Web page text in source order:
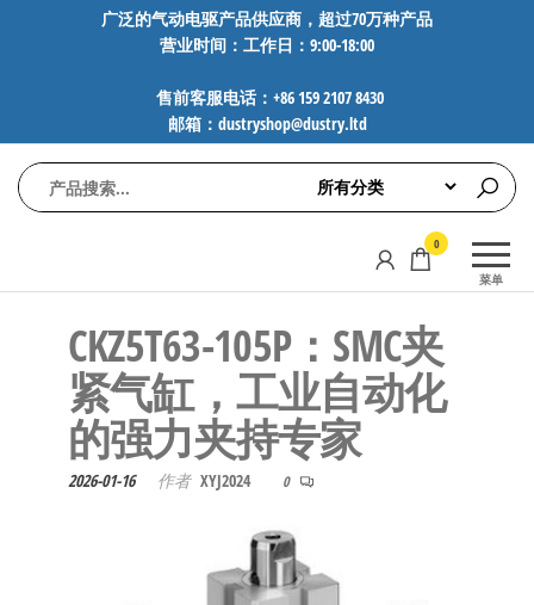
广泛的气动电驱产品供应商，超过70万种产品
营业时间：工作日：9:00-18:00
售前客服电话：+86 159 2107 8430
邮箱：dustryshop@dustry.ltd
动
FESTO、
AVENTICS等
品牌气动
元件，超
过88万种
工业自动
化零部
菜单
0
CKZ5T63-105P：SMC夹
紧气缸，工业自动化
的强力夹持专家
2026-01-16 作者 XYJ2024 0